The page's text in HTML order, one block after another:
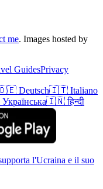
me. Images hosted by
GuidesPrivacy
Deutsch🇮🇹 Italiano
🇮🇳 हिन्दी
l'Ucraina e il suo